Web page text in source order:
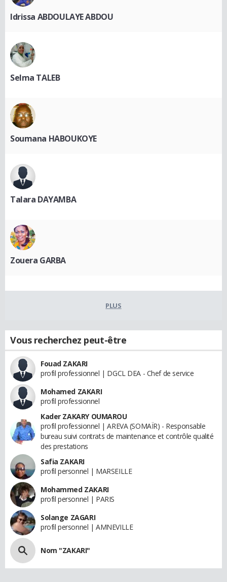
Idrissa ABDOULAYE ABDOU
Selma TALEB
Soumana HABOUKOYE
Talara DAYAMBA
Zouera GARBA
PLUS
Vous recherchez peut-être
Fouad ZAKARI
profil professionnel | DGCL DEA - Chef de service
Mohamed ZAKARI
profil professionnel
Kader ZAKARY OUMAROU
profil professionnel | AREVA (SOMAÏR) - Responsable
bureau suivi contrats de maintenance et contrôle qualité
des prestations
Safia ZAKARI
profil personnel | MARSEILLE
Mohammed ZAKARI
profil personnel | PARIS
Solange ZAGARI
profil personnel | AMNEVILLE
Nom "ZAKARI"